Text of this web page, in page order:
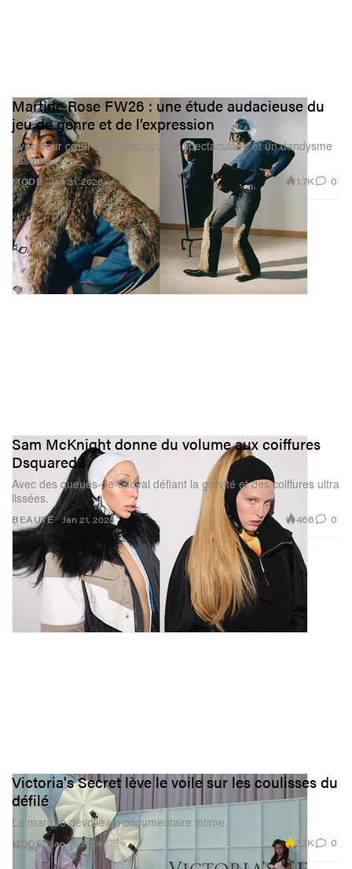
MODE
Martine Rose FW26 : une étude audacieuse du
jeu de genre et de l’expression
Avec pour cœur une flamboyance spectaculaire et un dandysme
assumé.
Jan 21, 2026 1.7K 0
BEAUTÉ
Sam McKnight donne du volume aux coiffures
Dsquared2
Avec des queues-de-cheval défiant la gravité et des coiffures ultra
lissées.
Jan 21, 2026 466 0
MODE
Victoria's Secret lève le voile sur les coulisses du
défilé
La marque dévoile un documentaire intime.
Jan 21, 2026 3.1K 0